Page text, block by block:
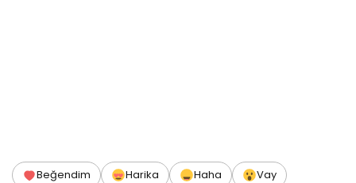
Beğendim Harika Haha
Vay